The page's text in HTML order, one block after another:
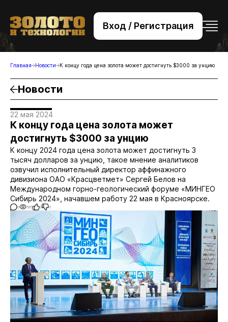
Вход / Регистрация
+7 (495) 221-76-32
bsv@zolteh.ru
Главная Новости К концу года цена золота может достигнуть $3000 за унцию
Новости
22 мая 2024
К концу года цена золота может
достигнуть $3000 за унцию
К концу 2024 года цена золота может достигнуть 3
тысяч долларов за унцию, такое мнение аналитиков
озвучил исполнительный директор аффинажного
дивизиона ОАО «Красцветмет» Сергей Белов на
Международном горно-геологический форуме «МИНГЕО
Сибирь 2024», начавшем работу 22 мая в Красноярске.
0 595 0 0